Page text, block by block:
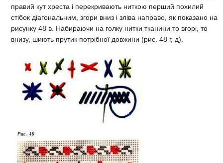
правий кут хреста і перекривають ниткою перший похилий
стібок діагональним, згори вниз і зліва направо, як показано на
рисунку 48 в. Набираючи на голку нитки тканини то вгорі, то
внизу, шиють прутик потрібної довжини (рис. 48 г, д).